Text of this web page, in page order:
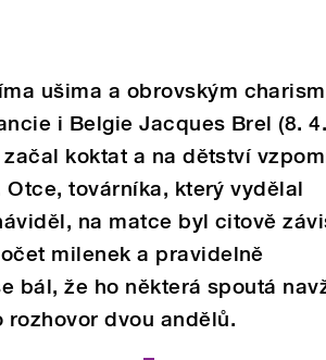
ušima a obrovským
i Belgie Jacques Brel (8. 4.
koktat a na dětství
továrníka, který vydělal
na matce byl citově
milenek a pravidelně
bál, že ho některá spoutá
rozhovor dvou andělů.